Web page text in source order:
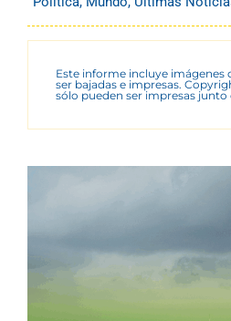
Este informe incluye imágenes
ser bajadas e impresas.
sólo pueden ser impresas